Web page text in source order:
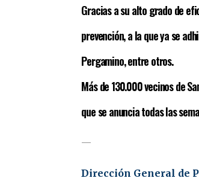
Gracias a su alto grado de
prevención, a la que ya se
Pergamino, entre otros.
Más de 130.000 vecinos de
que se anuncia todas las
—
Dirección General de